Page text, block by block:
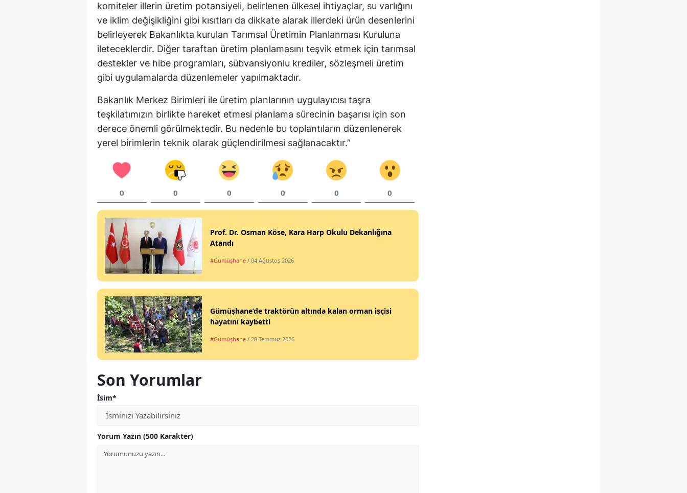
Uşak
Van
Yozgat
Aksaray
Bayburt
Batman
Şırnak
Yalova
komiteler illerin üretim potansiyeli, belirlenen ülkesel ihtiyaçlar, su varlığını
ve iklim değişikliğini gibi kısıtları da dikkate alarak illerdeki ürün desenlerini
belirleyerek Bakanlıkta kurulan Tarımsal Üretimin Planlanması Kuruluna
ileteceklerdir. Diğer taraftan üretim planlamasını teşvik etmek için tarımsal
destekler ve hibe programları, sübvansiyonlu krediler, sözleşmeli üretim
gibi uygulamalarda düzenlemeler yapılmaktadır.
Bakanlık Merkez Birimleri ile üretim planlarının uygulayıcısı taşra
teşkilatımızın birlikte hareket etmesi planlama sürecinin başarısı için son
derece önemli görülmektedir. Bu nedenle bu toplantıların düzenlenerek
yerel birimlerin teknik olarak güçlendirilmesi sağlanacaktır.”
0 0 0 0 0 0
Prof. Dr. Osman Köse, Kara Harp Okulu Dekanlığına
Atandı
#Gümüşhane / 04 Ağustos 2026
Gümüşhane’de traktörün altında kalan orman işçisi
hayatını kaybetti
#Gümüşhane / 28 Temmuz 2026
Son Yorumlar
İsim*
Yorum Yazın (500 Karakter)